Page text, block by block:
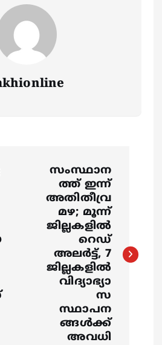
സംസ്ഥാന
ത്ത് ഇന്ന്
അതിതീവ്ര
മഴ; മൂന്ന്
ജില്ലകളിൽ
റെഡ്
അലര്‍ട്ട്, 7
ജില്ലകളിൽ
വിദ്യാഭ്യാ
സ
സ്ഥാപന
ങ്ങൾക്ക്
അവധി